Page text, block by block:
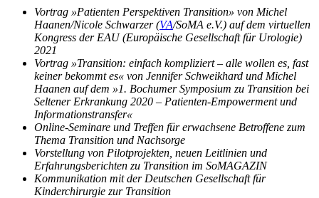
Vortrag »Patienten Perspektiven Transition» von Michel
Haanen/Nicole Schwarzer (VA/SoMA e.V.) auf dem virtuellen
Kongress der EAU (Europäische Gesellschaft für Urologie)
2021
Vortrag »Transition: einfach kompliziert – alle wollen es, fast
keiner bekommt es« von Jennifer Schweikhard und Michel
Haanen auf dem »1. Bochumer Symposium zu Transition bei
Seltener Erkrankung 2020 – Patienten-Empowerment und
Informationstransfer«
Online-Seminare und Treffen für erwachsene Betroffene zum
Thema Transition und Nachsorge
Vorstellung von Pilotprojekten, neuen Leitlinien und
Erfahrungsberichten zu Transition im SoMAGAZIN
Kommunikation mit der Deutschen Gesellschaft für
Kinderchirurgie zur Transition